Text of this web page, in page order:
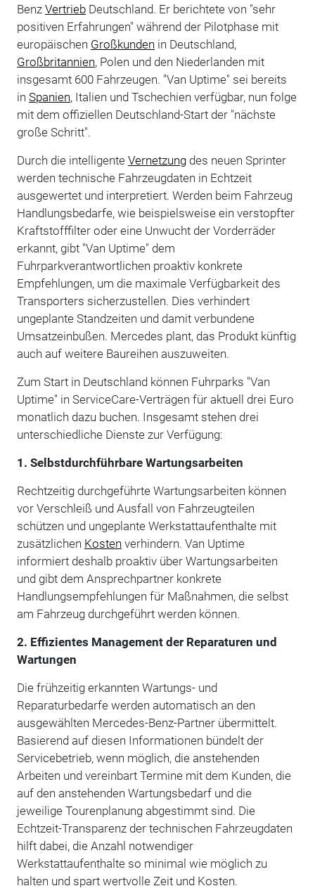
Benz VertriebDeutschland. Er berichtete von "sehr
positiven Erfahrungen" während der Pilotphase mit
europäischen Großkunden in Deutschland,
Großbritannien, Polen und den Niederlanden mit
insgesamt 600 Fahrzeugen. "Van Uptime" sei bereits
in Spanien, Italien und Tschechien verfügbar, nun folge
mit dem offiziellen Deutschland-Start der "nächste
große Schritt".
Durch die intelligente Vernetzungdes neuen Sprinter
werden technische Fahrzeugdaten in Echtzeit
ausgewertet und interpretiert. Werden beim Fahrzeug
Handlungsbedarfe, wie beispielsweise ein verstopfter
Kraftstofffilter oder eine Unwucht der Vorderräder
erkannt, gibt "Van Uptime" dem
Fuhrparkverantwortlichen proaktiv konkrete
Empfehlungen, um die maximale Verfügbarkeit des
Transporters sicherzustellen. Dies verhindert
ungeplante Standzeiten und damit verbundene
Umsatzeinbußen. Mercedes plant, das Produkt künftig
auch auf weitere Baureihen auszuweiten.
Zum Start in Deutschland können Fuhrparks "Van
Uptime" in ServiceCare-Verträgen für aktuell drei Euro
monatlich dazu buchen. Insgesamt stehen drei
unterschiedliche Dienste zur Verfügung:
1. Selbstdurchführbare Wartungsarbeiten
Rechtzeitig durchgeführte Wartungsarbeiten können
vor Verschleiß und Ausfall von Fahrzeugteilen
schützen und ungeplante Werkstattaufenthalte mit
zusätzlichen Kosten verhindern. Van Uptime
informiert deshalb proaktiv über Wartungsarbeiten
und gibt dem Ansprechpartner konkrete
Handlungsempfehlungen für Maßnahmen, die selbst
am Fahrzeug durchgeführt werden können.
2. Effizientes Management der Reparaturen und
Wartungen
Die frühzeitig erkannten Wartungs- und
Reparaturbedarfe werden automatisch an den
ausgewählten Mercedes-Benz-Partner übermittelt.
Basierend auf diesen Informationen bündelt der
Servicebetrieb, wenn möglich, die anstehenden
Arbeiten und vereinbart Termine mit dem Kunden, die
auf den anstehenden Wartungsbedarf und die
jeweilige Tourenplanung abgestimmt sind. Die
Echtzeit-Transparenz der technischen Fahrzeugdaten
hilft dabei, die Anzahl notwendiger
Werkstattaufenthalte so minimal wie möglich zu
halten und spart wertvolle Zeit und Kosten.